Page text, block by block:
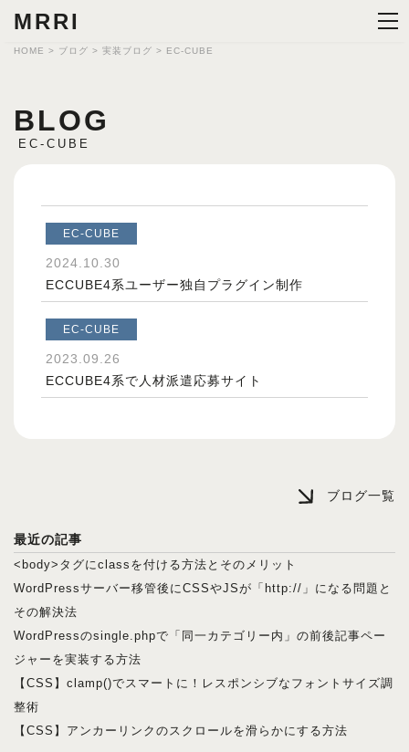
MRRI
HOME > ブログ > 実装ブログ > EC-CUBE
BLOG
EC-CUBE
EC-CUBE
2024.10.30
ECCUBE4系ユーザー独自プラグイン制作
EC-CUBE
2023.09.26
ECCUBE4系で人材派遣応募サイト
ブログ一覧
最近の記事
<body>タグにclassを付ける方法とそのメリット
WordPressサーバー移管後にCSSやJSが「http://」になる問題と
その解決法
WordPressのsingle.phpで「同一カテゴリー内」の前後記事ペー
ジャーを実装する方法
【CSS】clamp()でスマートに！レスポンシブなフォントサイズ調
整術
【CSS】アンカーリンクのスクロールを滑らかにする方法